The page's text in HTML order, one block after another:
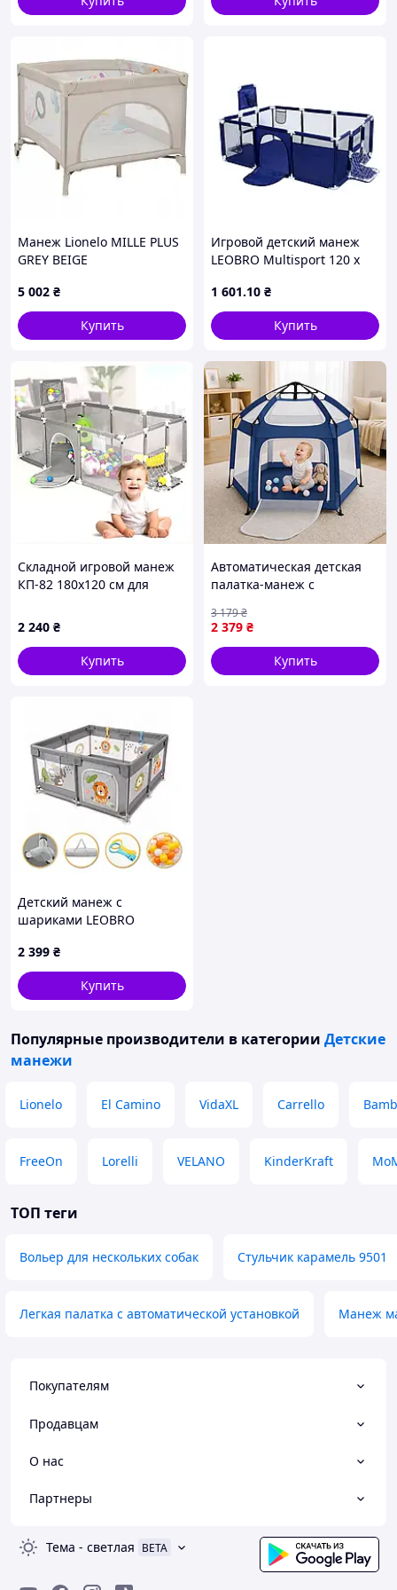
Манеж Lionelo MILLE PLUS
GREY BEIGE
5 002 ₴
Купить
Игровой детский манеж
LEOBRO Multisport 120 x
1 601.10 ₴
Купить
Складной игровой манеж
КП-82 180х120 см для
2 240 ₴
Купить
Автоматическая детская
палатка-манеж с
146х127х110 см синяя /
Игровой манеж для улицы
и дома
2 379 ₴
3 179₴
Купить
Детский манеж с
шариками LEOBRO
(LB-1125)
2 399 ₴
Купить
Популярные производители в категории Детские
манежи
Lionelo El Camino VidaXL Carrello
FreeOn Lorelli VELANO KinderKraft
ТОП теги
Вольер для нескольких собак Стульчик карамель 9501
Легкая палатка с автоматической установкой Манеж
Покупателям
Продавцам
О нас
Партнеры
Тема - светлая BETA